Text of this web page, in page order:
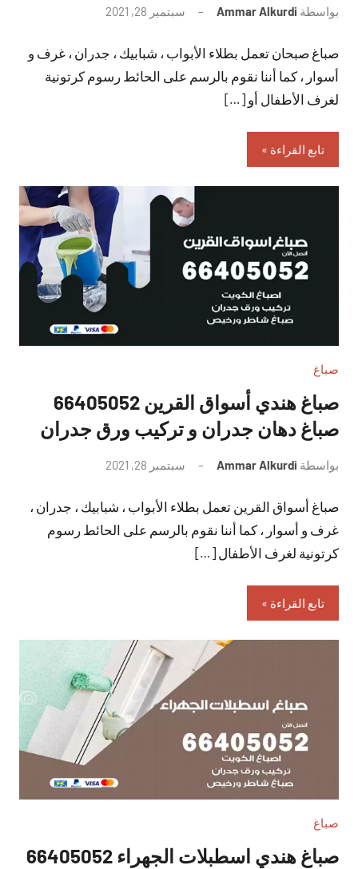
بواسطة Ammar Alkurdi سبتمبر 28, 2021
تعليقات
صباغ صبحان تعمل بطلاء الأبواب ، شبابيك ، جدران ، غرف و
أسوار ، كما أننا نقوم بالرسم على الحائط رسوم كرتونية
لغرف الأطفال أو […]
تابع القراءة
صباغ
صباغ هندي أسواق القرين 66405052
صباغ دهان جدران و تركيب ورق جدران
بواسطة Ammar Alkurdi سبتمبر 28, 2021
تعليقات
صباغ أسواق القرين تعمل بطلاء الأبواب ، شبابيك ، جدران ،
غرف و أسوار ، كما أننا نقوم بالرسم على الحائط رسوم
كرتونية لغرف الأطفال […]
تابع القراءة
صباغ
صباغ هندي اسطبلات الجهراء 66405052